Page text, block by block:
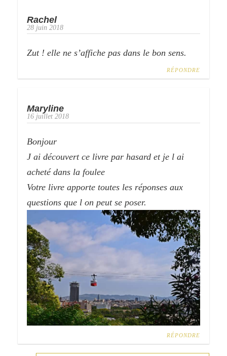
Rachel
28 juin 2018
Zut ! elle ne s’affiche pas dans le bon sens.
RÉPONDRE
Maryline
16 juillet 2018
Bonjour
J ai découvert ce livre par hasard et je l ai
acheté dans la foulee
Votre livre apporte toutes les réponses aux
questions que l on peut se poser.
RÉPONDRE